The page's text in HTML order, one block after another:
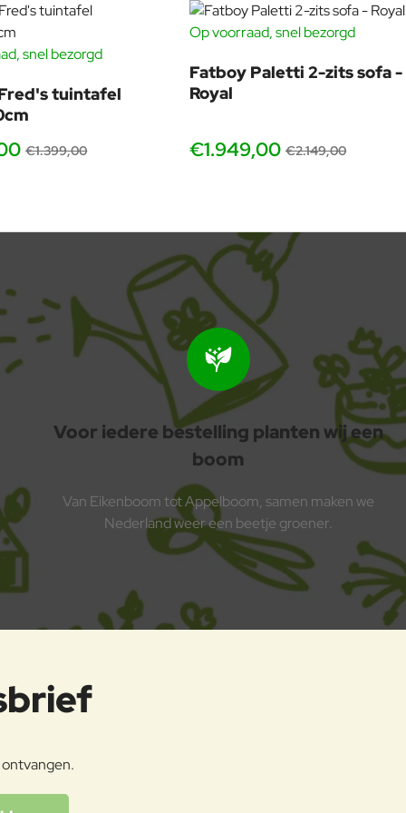
schoon door zacht te deppen met een vochtige doek
buitenhoes.
snel bezorgd
tuintafel
€1.399,00
GRATIS HOEZEN
Op voorraad, snel bezorgd
Fatboy Paletti 2-zits sofa -
Royal
€1.949,00 €2.149,00
Voor iedere bestelling planten wij een
boom
Van Eikenboom tot Appelboom, samen maken we
Nederland weer een beetje groener.